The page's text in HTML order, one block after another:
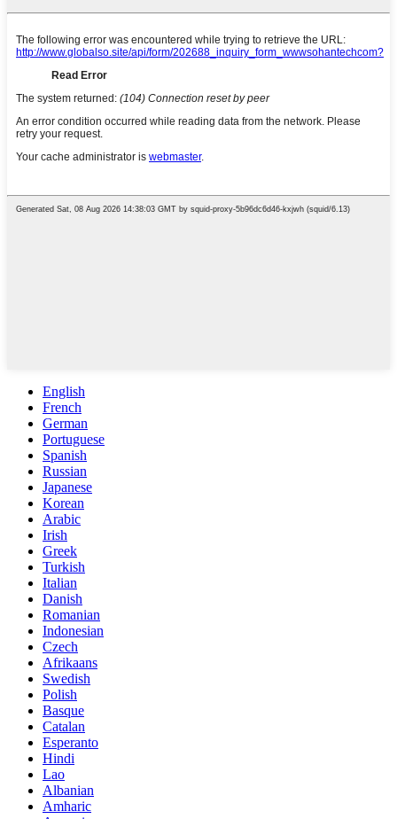
English
French
German
Portuguese
Spanish
Russian
Japanese
Korean
Arabic
Irish
Greek
Turkish
Italian
Danish
Romanian
Indonesian
Czech
Afrikaans
Swedish
Polish
Basque
Catalan
Esperanto
Hindi
Lao
Albanian
Amharic